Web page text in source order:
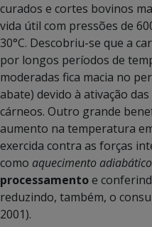
curados e cortes bovinos
vida útil com pressões de
30°C. Descobriu-se que a
por longos períodos de
moderadas fica macia no
abate) devido à ativação
cárneos. Outro grande
aumento na temperatura
exercida contra as forças
como aquecimento adiabático
processamentoe
reduzindo, também, o
2001).